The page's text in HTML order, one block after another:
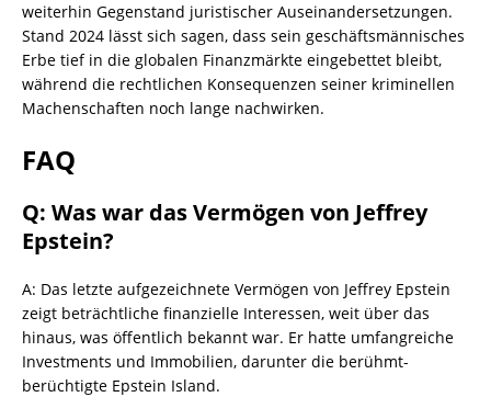
weiterhin Gegenstand juristischer Auseinandersetzungen.
Stand 2024 lässt sich sagen, dass sein geschäftsmännisches
Erbe tief in die globalen Finanzmärkte eingebettet bleibt,
während die rechtlichen Konsequenzen seiner kriminellen
Machenschaften noch lange nachwirken.
FAQ
Q: Was war das Vermögen von Jeffrey
Epstein?
A: Das letzte aufgezeichnete Vermögen von Jeffrey Epstein
zeigt beträchtliche finanzielle Interessen, weit über das
hinaus, was öffentlich bekannt war. Er hatte umfangreiche
Investments und Immobilien, darunter die berühmt-
berüchtigte Epstein Island.